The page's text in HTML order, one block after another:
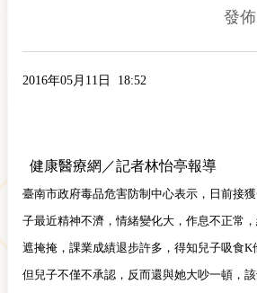
發
2016年05月11日 18:52
健康醫療網／記者林怡亭報導
臺南市政府毒品危害防制中心表示，日前接
子最近精神不濟，情緒變化大，作息不正常
遮掩掩，課業成績退步許多，得知兒子吸食K
但兒子不僅不承認，反而還與她大吵一頓，